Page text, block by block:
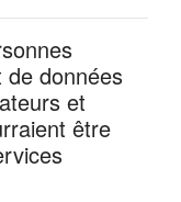
données
et
être